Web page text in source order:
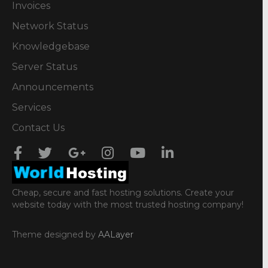
Invoices
Network Status
Knowledgebase
Server Status
Announcements
Services
Contact Us
Cheap, secure and fast hosting solutions. Create your
website today with the most trusted hosting company!
Theme designed by AALayer